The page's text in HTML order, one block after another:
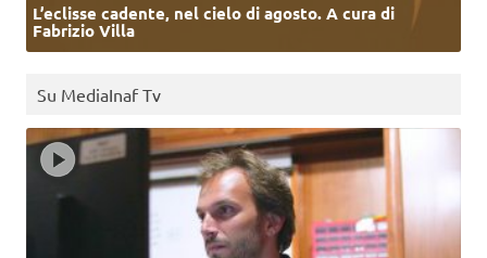
L’eclisse cadente, nel cielo di agosto. A cura di
Fabrizio Villa
Su MediaInaf Tv